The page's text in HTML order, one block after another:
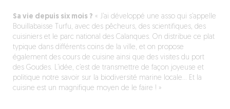
Sa vie depuis six mois ? « J’ai développé une asso qui s’appelle
Bouillabaisse Turfu, avec des pêcheurs, des scientifiques, des
cuisiniers et le parc national des Calanques. On distribue ce plat
typique dans différents coins de la ville, et on propose
également des cours de cuisine ainsi que des visites du port
des Goudes. L’idée, c’est de transmettre de façon joyeuse et
politique notre savoir sur la biodiversité marine locale… Et la
cuisine est un magnifique moyen de le faire ! »